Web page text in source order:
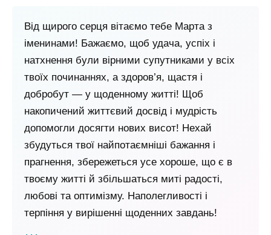
Від щирого серця вітаємо тебе Марта з
іменинами! Бажаємо, щоб удача, успіх і
натхнення були вірними супутниками у всіх
твоїх починаннях, а здоров’я, щастя і
добробут — у щоденному житті! Щоб
накопичений життєвий досвід і мудрість
допомогли досягти нових висот! Нехай
збудуться твої найпотаємніші бажання і
прагнення, збережеться усе хороше, що є в
твоєму житті й ​​збільшаться миті радості,
любові та оптимізму. Наполегливості і
терпіння у вирішенні щоденних завдань!